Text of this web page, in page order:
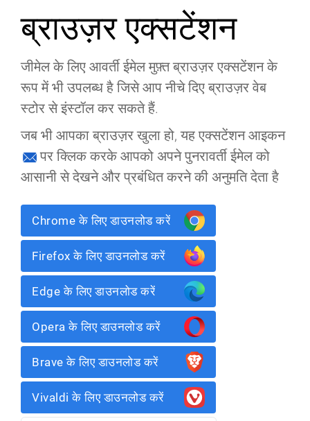
ब्राउज़र एक्सटेंशन
जीमेल के लिए आवर्ती ईमेलमुफ़्तब्राउज़र एक्सटेंशन के
रूप में भी उपलब्ध है जिसे आप नीचे दिए ब्राउज़र वेब
स्टोर से इंस्टॉल कर सकते हैं.
जब भी आपका ब्राउज़र खुला हो, यह एक्सटेंशन आइकन
पर क्लिक करके आपको अपने पुनरावर्ती ईमेल को
आसानी से देखने और प्रबंधित करने की अनुमति देता है
Chrome के लिए डाउनलोड करें
Firefox के लिए डाउनलोड करें
Edge के लिए डाउनलोड करें
Opera के लिए डाउनलोड करें
Brave के लिए डाउनलोड करें
Vivaldi के लिए डाउनलोड करें